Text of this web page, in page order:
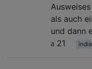
als auch
und dann
21
india